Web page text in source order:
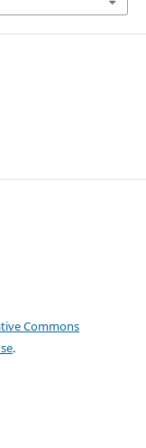
Commons
.